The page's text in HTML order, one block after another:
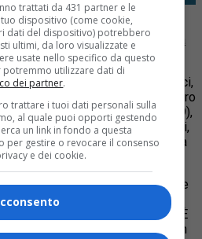
come Fonte preferita
duo di musicisti elettromagnetici,
Torino nel 2022. L’utilizzo nel loro
elettronico, datato 1919),
vocoder e oscilloscopi,
performance musicale, ma una
vivente.
dei salotti francesi di fine
dove avanguardia e libero
i muri della superstizione. È
colloca Les Patafisichance in un
trattati da 431 partner e le
dispositivo (come cookie,
dati del dispositivo) potrebbero
ultimi, da loro visualizzate e
usate nello specifico da questo
utilizzare dati di
dei partner.
trattare i tuoi dati personali sulla
al quale puoi opporti gestendo
un link in fondo a questa
per gestire o revocare il consenso
e dei cookie.